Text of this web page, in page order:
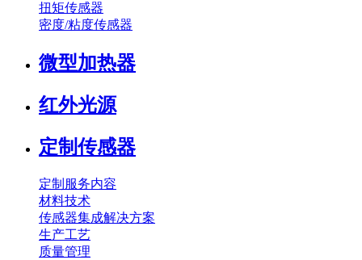
扭矩传感器
密度/粘度传感器
微型加热器
红外光源
定制传感器
定制服务内容
材料技术
传感器集成解决方案
生产工艺
质量管理